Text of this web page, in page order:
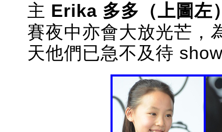
主 Erika 多多 （上圖左
賽夜中亦會大放光芒，
天他們已急不及待